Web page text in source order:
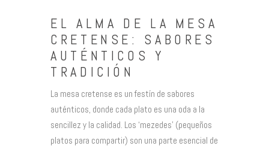
EL ALMA DE LA MESA
CRETENSE: SABORES
AUTÉNTICOS Y
TRADICIÓN
La mesa cretense es un festín de sabores
auténticos, donde cada plato es una oda a la
sencillez y la calidad. Los ‘mezedes’ (pequeños
platos para compartir) son una parte esencial de